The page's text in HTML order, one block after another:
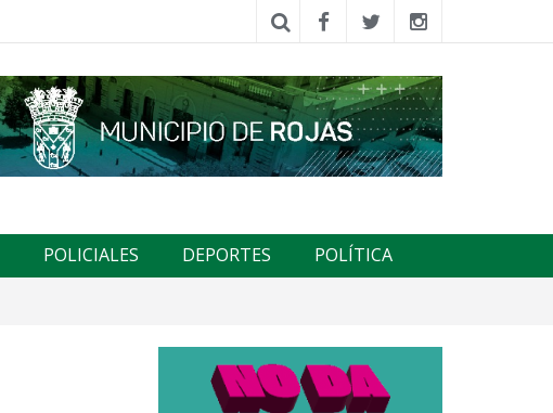
POLICIALES DEPORTES POLÍTICA